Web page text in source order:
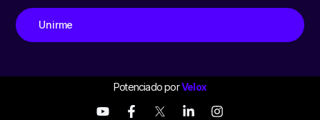
Unirme
Potenciado porVelox